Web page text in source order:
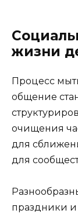
жизни
Процесс
общение
очищения
для
для
праздники и